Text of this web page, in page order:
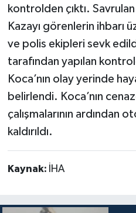
kontrolden çıktı.
Kazayı görenlerin ihbarı
ve polis ekipleri sevk
tarafından yapılan
Koca’nın olay yerinde
belirlendi. Koca’nın
çalışmalarının ardından
kaldırıldı.
Kaynak: İHA